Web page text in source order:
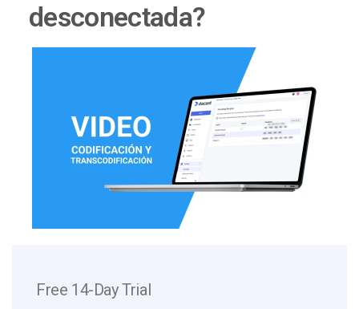
desconectada?
Free 14-Day Trial